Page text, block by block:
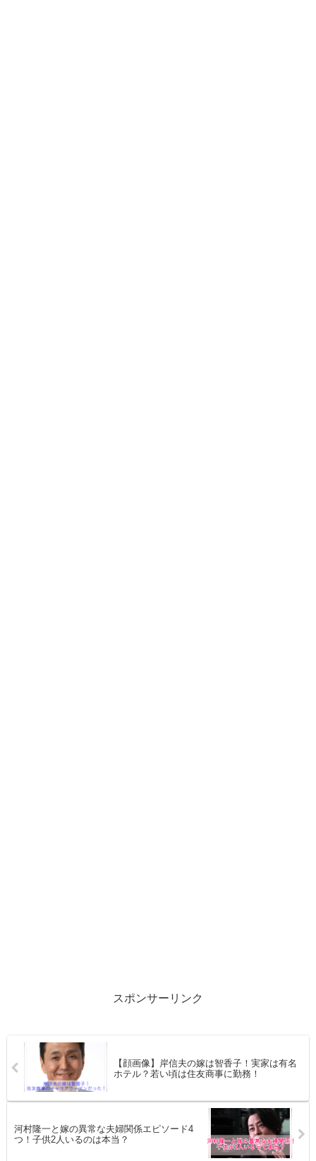
スポンサーリンク
【顔画像】岸信夫の嫁は智香子！実家は有名
ホテル？若い頃は住友商事に勤務！
河村隆一と嫁の異常な夫婦関係エピソード4
つ！子供2人いるのは本当？